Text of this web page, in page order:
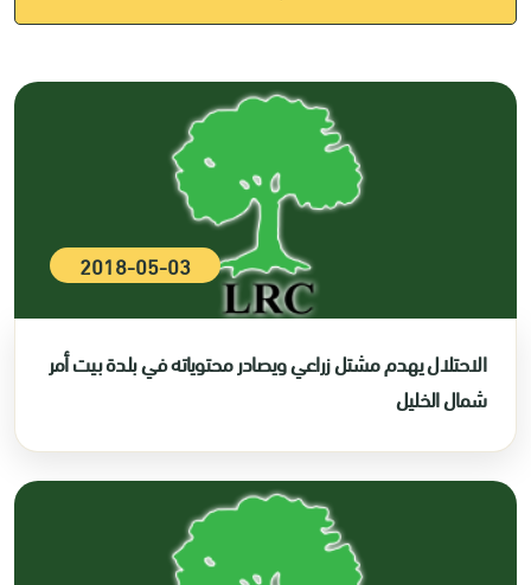
2018-05-03
الاحتلال يهدم مشتل زراعي ويصادر محتوياته في بلدة بيت أمر
شمال الخليل